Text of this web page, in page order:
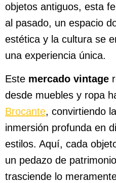
objetos antiguos, esta
al pasado, un espacio
estética y la cultura se
una experiencia única.
Este mercado vintage
desde muebles y ropa
Brocante, convirtiendo
inmersión profunda en
estilos. Aquí, cada
un pedazo de
trasciende lo